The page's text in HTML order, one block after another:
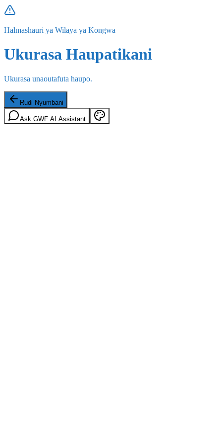
Halmashauri ya Wilaya ya Kongwa
Ukurasa Haupatikani
Ukurasa unaoutafuta haupo.
Rudi Nyumbani
Ask GWF AI Assistant